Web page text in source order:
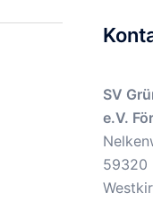
SV
e.V.
59320